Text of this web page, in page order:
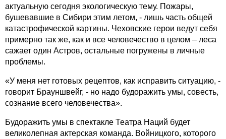
актуальную сегодня экологическую тему. Пожары,
бушевавшие в Сибири этим летом, - лишь часть общей
катастрофической картины. Чеховские герои ведут себя
примерно так же, как и все человечество в целом – леса
сажает один Астров, остальные погружены в личные
проблемы.
«У меня нет готовых рецептов, как исправить ситуацию, -
говорит Брауншвейг, - но надо будоражить умы, совесть,
сознание всего человечества».
Будоражить умы в спектакле Театра Наций будет
великолепная актерская команда. Войницкого, которого